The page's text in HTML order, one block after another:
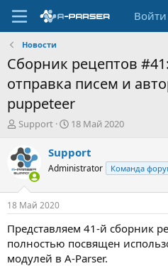
Войти
Новости
Сборник рецептов
отправка писем и
puppeteer
А
т
о
р
т
е
м
ы
Support
Д
т
а
н
а
л
18 Май 2020
Support
Administrator Команда
18 Май 2020
Представляем 41-й сборник
полностью посвящен
модулей в A-Parser.